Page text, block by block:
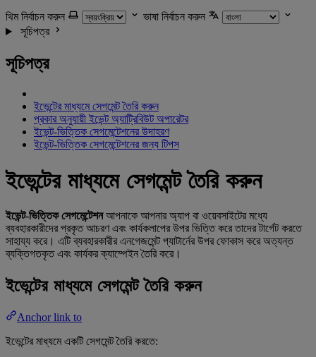
থিম নির্বাচন করুন
ভাষা নির্বাচন করুন
সূচিপত্র
সূচিপত্র
ইভেন্টের মাধ্যমে সেগমেন্ট তৈরি করুন
প্রকার অনুযায়ী ইভেন্ট অ্যাট্রিবিউট অপারেটর
ইভেন্ট-ভিত্তিক সেগমেন্টেশনের উদাহরণ
ইভেন্ট-ভিত্তিক সেগমেন্টেশনের জন্য টিপস
ইভেন্টের মাধ্যমে সেগমেন্ট তৈরি করুন
ইভেন্ট-ভিত্তিক সেগমেন্টেশনআপনাকে আপনার অ্যাপ বা ওয়েবসাইটের মধ্যে
ব্যবহারকারীদের প্রকৃত আচরণ এবং কার্যকলাপের উপর ভিত্তি করে তাদের টার্গেট করতে
সাহায্য করে। এটি ব্যবহারকারীর এনগেজমেন্ট প্যাটার্নের উপর ফোকাস করে অত্যন্ত
ব্যক্তিগতকৃত এবং কার্যকর ক্যাম্পেইন তৈরি করে।
ইভেন্টের মাধ্যমে সেগমেন্ট তৈরি করুন
Anchor link to
ইভেন্টের মাধ্যমে একটি সেগমেন্ট তৈরি করতে: